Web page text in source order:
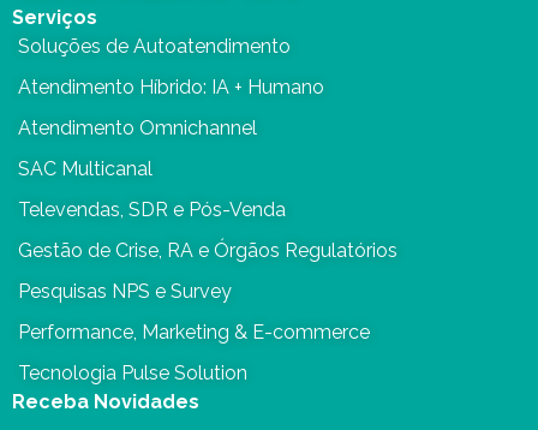
Serviços
Soluções de Autoatendimento
Atendimento Híbrido: IA + Humano
Atendimento Omnichannel
SAC Multicanal
Televendas, SDR e Pós-Venda
Gestão de Crise, RA e Órgãos Regulatórios
Pesquisas NPS e Survey
Performance, Marketing & E-commerce
Tecnologia Pulse Solution
Receba Novidades